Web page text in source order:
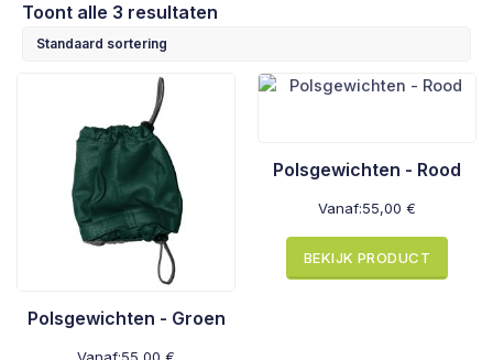
Toont alle 3 resultaten
Polsgewichten - Groen
Vanaf:55,00 €
Polsgewichten - Rood
Vanaf:55,00 €
BEKIJK PRODUCT